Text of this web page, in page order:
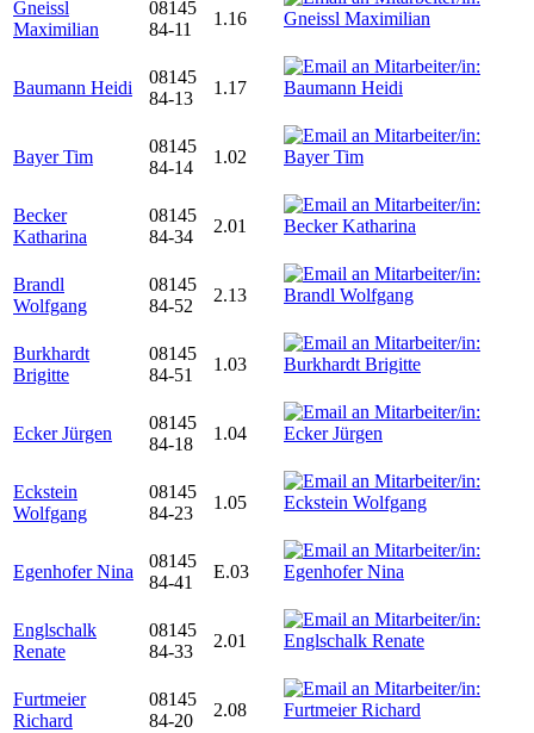
Gneissl
Maximilian
08145
84-11
1.16
Baumann Heidi
08145
84-13
1.17
Bayer Tim
08145
84-14
1.02
Becker
Katharina
08145
84-34
2.01
Brandl
Wolfgang
08145
84-52
2.13
Burkhardt
Brigitte
08145
84-51
1.03
Ecker Jürgen
08145
84-18
1.04
Eckstein
Wolfgang
08145
84-23
1.05
Egenhofer Nina
08145
84-41
E.03
Englschalk
Renate
08145
84-33
2.01
Furtmeier
Richard
08145
84-20
2.08